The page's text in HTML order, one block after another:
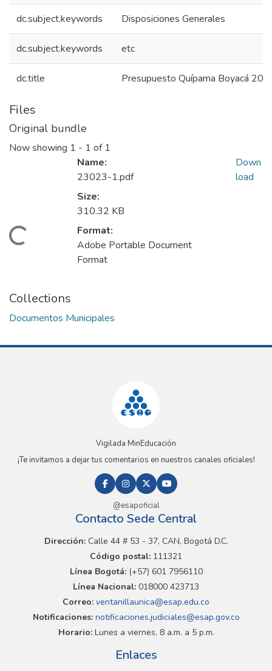
dc.subject.keywords Disposiciones Generales
dc.subject.keywords etc
dc.title Presupuesto Quípama Boyacá
Files
Original bundle
Now showing 1 - 1 of 1
Loading...
Name:
23023-1.pdf
Size:
310.32 KB
Format:
Adobe Portable Document
Format
Down
load
Collections
Documentos Municipales
Vigilada MinEducación
¡Te invitamos a dejar tus comentarios en nuestros canales oficiales!
@esapoficial
Contacto Sede Central
Dirección:Calle 44 # 53 - 37, CAN, Bogotá D.C.
Código postal: 111321
Línea Bogotá:(+57) 601 7956110
Línea Nacional: 018000 423713
Correo: ventanillaunica@esap.edu.co
Notificaciones:notificaciones.judiciales@esap.gov.co
Horario:Lunes a viernes, 8 a.m. a 5 p.m.
Enlaces